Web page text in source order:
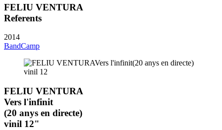
FELIU VENTURA
Referents
2014
BandCamp
FELIU VENTURA
Vers l'infinit
(20 anys en directe)
vinil 12"